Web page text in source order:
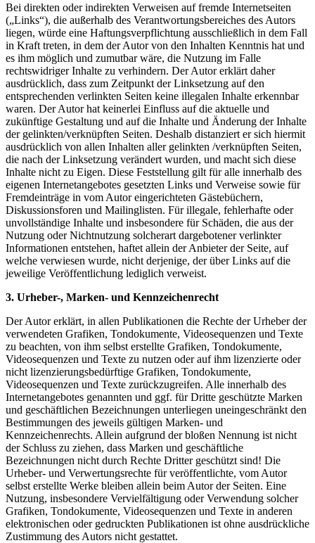
Bei direkten oder indirekten Verweisen auf fremde Internetseiten
(„Links“), die außerhalb des Verantwortungsbereiches des Autors
liegen, würde eine Haftungsverpflichtung ausschließlich in dem Fall
in Kraft treten, in dem der Autor von den Inhalten Kenntnis hat und
es ihm möglich und zumutbar wäre, die Nutzung im Falle
rechtswidriger Inhalte zu verhindern. Der Autor erklärt daher
ausdrücklich, dass zum Zeitpunkt der Linksetzung auf den
entsprechenden verlinkten Seiten keine illegalen Inhalte erkennbar
waren. Der Autor hat keinerlei Einfluss auf die aktuelle und
zukünftige Gestaltung und auf die Inhalte und Änderung der Inhalte
der gelinkten/verknüpften Seiten. Deshalb distanziert er sich hiermit
ausdrücklich von allen Inhalten aller gelinkten /verknüpften Seiten,
die nach der Linksetzung verändert wurden, und macht sich diese
Inhalte nicht zu Eigen. Diese Feststellung gilt für alle innerhalb des
eigenen Internetangebotes gesetzten Links und Verweise sowie für
Fremdeinträge in vom Autor eingerichteten Gästebüchern,
Diskussionsforen und Mailinglisten. Für illegale, fehlerhafte oder
unvollständige Inhalte und insbesondere für Schäden, die aus der
Nutzung oder Nichtnutzung solcherart dargebotener verlinkter
Informationen entstehen, haftet allein der Anbieterder Seite, auf
welche verwiesen wurde, nicht derjenige, der über Links auf die
jeweilige Veröffentlichung lediglich verweist.
3. Urheber-, Marken- und Kennzeichenrecht
Der Autor erklärt, in allen Publikationen die Rechte der Urheber der
verwendeten Grafiken, Tondokumente, Videosequenzen und Texte
zu beachten, von ihm selbst erstellte Grafiken, Tondokumente,
Videosequenzen und Texte zu nutzen oder auf ihm lizenzierte oder
nicht lizenzierungsbedürftige Grafiken, Tondokumente,
Videosequenzen und Texte zurückzugreifen. Alle innerhalb des
Internetangebotes genannten und ggf. für Dritte geschützte Marken
und geschäftlichen Bezeichnungen unterliegen uneingeschränkt den
Bestimmungen des jeweils gültigen Marken- und
Kennzeichenrechts. Allein aufgrund der bloßen Nennung ist nicht
der Schluss zu ziehen, dass Marken und geschäftliche
Bezeichnungen nicht durch Rechte Dritter geschützt sind! Die
Urheber- und Verwertungsrechte für veröffentlichte, vom Autor
selbst erstellte Werke bleiben allein beim Autor der Seiten. Eine
Nutzung, insbesondere Vervielfältigung oderVerwendung solcher
Grafiken, Tondokumente, Videosequenzen und Texte in anderen
elektronischen oder gedruckten Publikationen ist ohne ausdrückliche
Zustimmung des Autors nicht gestattet.